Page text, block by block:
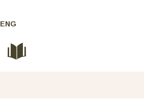
ENG